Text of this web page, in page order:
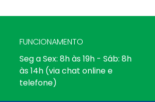
FUNCIONAMENTO
Seg a Sex: 8h às 19h - Sáb: 8h
às 14h (via chat online e
telefone)